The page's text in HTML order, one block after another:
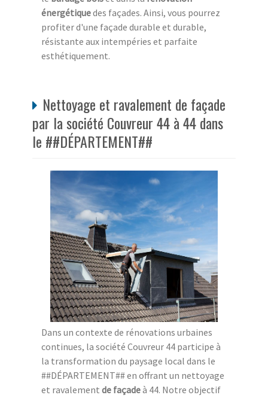
énergétiquedes façades. Ainsi, vous pourrez
profiter d'une façade durable et durable,
résistante aux intempéries et parfaite
esthétiquement.
Nettoyage et ravalement de façade
par la société Couvreur 44 à 44 dans
le ##DÉPARTEMENT##
Dans un contexte de rénovations urbaines
continues, la société Couvreur 44 participe à
la transformation du paysage local dans le
##DÉPARTEMENT## en offrant un nettoyage
et ravalement de façadeà 44. Notre objectif